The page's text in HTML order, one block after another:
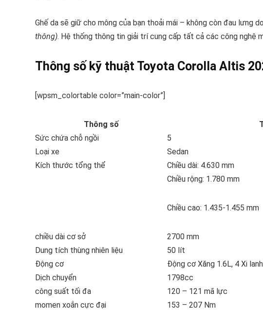
Ghế da sẽ giữ cho mông của bạn thoải mái – không còn đau lưng
thông). Hệ thống thông tin giải trí cung cấp tất cả các công nghệ
Thông số kỹ thuật Toyota Corolla Altis
[wpsm_colortable color=”main-color”]
Thông số
Sức chứa chỗ ngồi
5
Loại xe
Sedan
Kích thước tổng thể
Chiều dài: 4.630 mm
Chiều rộng: 1.780 mm
Chiều cao: 1.435-1.455 mm
chiều dài cơ sở
2700 mm
Dung tích thùng nhiên liệu
50 lít
Động cơ
Động cơ Xăng 1.6L, 4 Xi
Dịch chuyển
1798cc
công suất tối đa
momen xoắn cực đại
120 – 121 mã lực
153 – 207 Nm